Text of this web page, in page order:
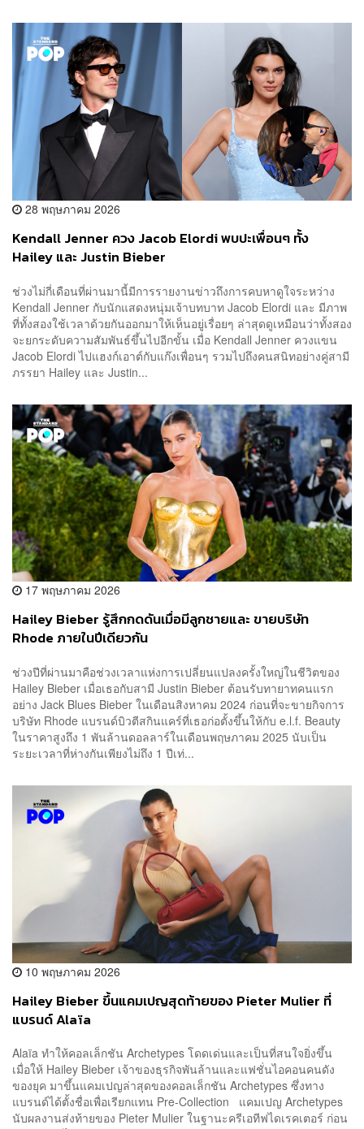
28 พฤษภาคม 2026
Kendall Jenner ควง Jacob Elordi พบปะเพื่อนๆ ทั้ง
Hailey และ Justin Bieber
ช่วงไม่กี่เดือนที่ผ่านมานี้มีการรายงานข่าวถึงการคบหาดูใจระหว่าง
Kendall Jenner กับนักแสดงหนุ่มเจ้าบทบาท Jacob Elordi และ มีภาพ
ที่ทั้งสองใช้เวลาด้วยกันออกมาให้เห็นอยู่เรื่อยๆ ล่าสุดดูเหมือนว่าทั้งสอง
จะยกระดับความสัมพันธ์ขึ้นไปอีกขั้น เมื่อ Kendall Jenner ควงแขน
Jacob Elordi ไปแฮงก์เอาต์กับแก๊งเพื่อนๆ รวมไปถึงคนสนิทอย่างคู่สามี
ภรรยา Hailey และ Justin...
17 พฤษภาคม 2026
Hailey Bieber รู้สึกกดดันเมื่อมีลูกชายและ ขายบริษัท
Rhode ภายในปีเดียวกัน
ช่วงปีที่ผ่านมาคือช่วงเวลาแห่งการเปลี่ยนแปลงครั้งใหญ่ในชีวิตของ
Hailey Bieber เมื่อเธอกับสามี Justin Bieber ต้อนรับทายาทคนแรก
อย่าง Jack Blues Bieber ในเดือนสิงหาคม 2024 ก่อนที่จะขายกิจการ
บริษัท Rhode แบรนด์บิวตีสกินแคร์ที่เธอก่อตั้งขึ้นให้กับ e.l.f. Beauty
ในราคาสูงถึง 1 พันล้านดอลลาร์ในเดือนพฤษภาคม 2025 นับเป็น
ระยะเวลาที่ห่างกันเพียงไม่ถึง 1 ปีเท่...
10 พฤษภาคม 2026
Hailey Bieber ขึ้นแคมเปญสุดท้ายของ Pieter Mulier ที่
แบรนด์ Alaïa
Alaïa ทำให้คอลเล็กชัน Archetypes โดดเด่นและเป็นที่สนใจยิ่งขึ้น
เมื่อให้ Hailey Bieber เจ้าของธุรกิจพันล้านและแฟชั่นไอคอนคนดัง
ของยุค มาขึ้นแคมเปญล่าสุดของคอลเล็กชัน Archetypes ซึ่งทาง
แบรนด์ได้ตั้งชื่อเพื่อเรียกแทน Pre-Collection แคมเปญ Archetypes
นับผลงานส่งท้ายของ Pieter Mulier ในฐานะครีเอทีฟไดเรคเตอร์ ก่อน